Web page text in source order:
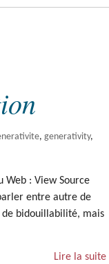
generativity
: View Source
entre autre de
bidouillabilité, mais
Lire la suite